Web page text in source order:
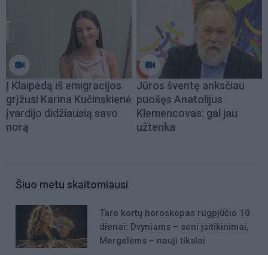
Į Klaipėdą iš emigracijos
grįžusi Karina Kučinskienė
įvardijo didžiausią savo
norą
Jūros šventę anksčiau
puošęs Anatolijus
Klemencovas: gal jau
užtenka
Šiuo metu skaitomiausi
Taro kortų horoskopas rugpjūčio 10
dienai: Dvyniams – seni įsitikinimai,
Mergelėms – nauji tikslai